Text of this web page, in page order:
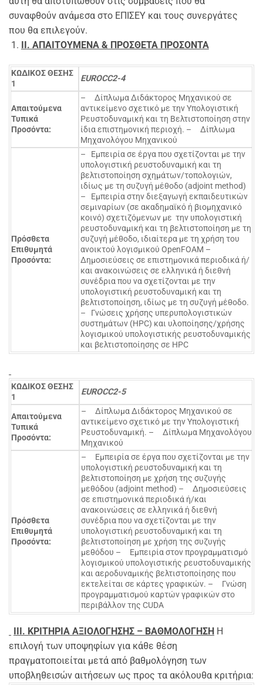
συναφθούν ανάμεσα στο ΕΠΙΣΕΥ και τους συνεργάτες
που θα επιλεγούν.
. ΑΠΑΙΤΟΥΜΕΝΑ & ΠΡΟΣΘΕΤΑ ΠΡΟΣΟΝΤΑ
ΚΩΔΙΚΟΣ ΘΕΣΗΣ
1
EUROCC2-4
Απαιτούμενα
Τυπικά
Προσόντα:
– Δίπλωμα Διδάκτορος Μηχανικού σε
αντικείμενο σχετικό με την Υπολογιστική
Ρευστοδυναμική και τη Βελτιστοποίηση στην
ίδια επιστημονική περιοχή. – Δίπλωμα
Μηχανολόγου Μηχανικού
Πρόσθετα
Επιθυμητά
Προσόντα:
– Εμπειρία σε έργα που σχετίζονται με την
υπολογιστική ρευστοδυναμική και τη
βελτιστοποίηση σχημάτων/τοπολογιών,
ιδίως με τη συζυγή μέθοδο (adjoint method)
– Εμπειρία στην διεξαγωγή εκπαιδευτικών
σεμιναρίων (σε ακαδημαϊκό ή βιομηχανικό
κοινό) σχετιζόμενων με την υπολογιστική
ρευστοδυναμική και τη βελτιστοποίηση με τη
συζυγή μέθοδο, ιδιαίτερα με τη χρήση του
ανοικτού λογισμικού OpenFOAM –
Δημοσιεύσεις σε επιστημονικά περιοδικά ή/
και ανακοινώσεις σε ελληνικά ή διεθνή
συνέδρια που να σχετίζονται με την
υπολογιστική ρευστοδυναμική και τη
βελτιστοποίηση, ιδίως με τη συζυγή μέθοδο.
– Γνώσεις χρήσης υπερυπολογιστικών
συστημάτων (HPC) και υλοποίησης/χρήσης
λογισμικού υπολογιστικής ρευστοδυναμικής
και βελτιστοποίησης σε HPC
ΚΩΔΙΚΟΣ ΘΕΣΗΣ
1
EUROCC2-5
Απαιτούμενα
Τυπικά
Προσόντα:
– Δίπλωμα Διδάκτορος Μηχανικού σε
αντικείμενο σχετικό με την Υπολογιστική
Ρευστοδυναμική. – Δίπλωμα Μηχανολόγου
Μηχανικού
Πρόσθετα
Επιθυμητά
Προσόντα:
– Εμπειρία σε έργα που σχετίζονται με την
υπολογιστική ρευστοδυναμική και τη
βελτιστοποίηση με χρήση της συζυγής
μεθόδου (adjoint method) – Δημοσιεύσεις
σε επιστημονικά περιοδικά ή/και
ανακοινώσεις σε ελληνικά ή διεθνή
συνέδρια που να σχετίζονται με την
υπολογιστική ρευστοδυναμική και τη
βελτιστοποίηση με χρήση της συζυγής
μεθόδου – Εμπειρία στον προγραμματισμό
λογισμικού υπολογιστικής ρευστοδυναμικής
και αεροδυναμικής βελτιστοποίησης που
εκτελείται σε κάρτες γραφικών. – Γνώση
προγραμματισμού καρτών γραφικών στο
περιβάλλον της CUDA
III. ΚΡΙΤΗΡΙΑ ΑΞΙΟΛΟΓΗΣΗΣ – ΒΑΘΜΟΛΟΓΗΣΗ Η
επιλογή των υποψηφίων για κάθε θέση
πραγματοποιείται μετά από βαθμολόγηση των
υποβληθεισών αιτήσεων ως προς τα ακόλουθα κριτήρια: